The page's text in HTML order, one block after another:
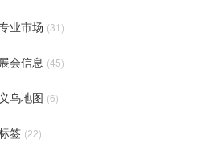
业市场 (31)
展会信息 (45)
义乌地图 (6)
签 (22)